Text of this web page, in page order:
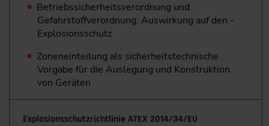
Betriebssicherheitsverordnung und
Gefahrstoffverordnung: Auswirkung auf den ­
Explosionsschutz
Zoneneinteilung als sicherheitstechnische
Vorgabe für die ­Auslegung und Konstruktion
von Geräten
Explosionsschutzrichtlinie ATEX 2014/34/EU